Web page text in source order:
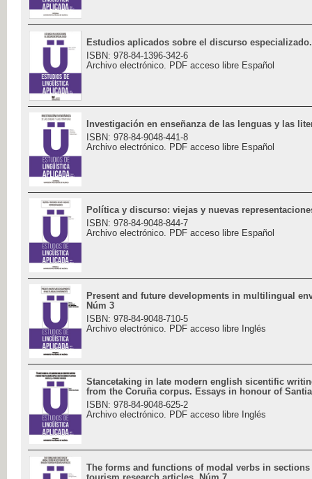
Estudios aplicados sobre el discurso
ISBN: 978-84-1396-342-6
Archivo electrónico. PDF acceso libre Español
Investigación en enseñanza de las lenguas y las
ISBN: 978-84-9048-441-8
Archivo electrónico. PDF acceso libre Español
Política y discurso: viejas y nuevas
ISBN: 978-84-9048-844-7
Archivo electrónico. PDF acceso libre Español
Present and future developments in multilingual
Núm 3
ISBN: 978-84-9048-710-5
Archivo electrónico. PDF acceso libre Inglés
Stancetaking in late modern english sicentific
from the Coruña corpus. Essays in honour of
ISBN: 978-84-9048-625-2
Archivo electrónico. PDF acceso libre Inglés
The forms and functions of modal verbs in